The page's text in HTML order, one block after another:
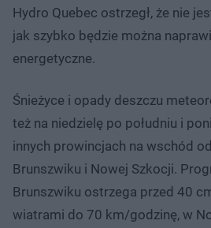
Hydro Quebec ostrzegł, że nie
jak szybko będzie można
energetyczne.
Śnieżyce i opady deszczu
też na niedzielę po południu i
innych prowincjach na wschód
Brunszwiku i Nowej Szkocji.
Brunszwiku ostrzega przed 40
wiatrami do 70 km/godzinę, w